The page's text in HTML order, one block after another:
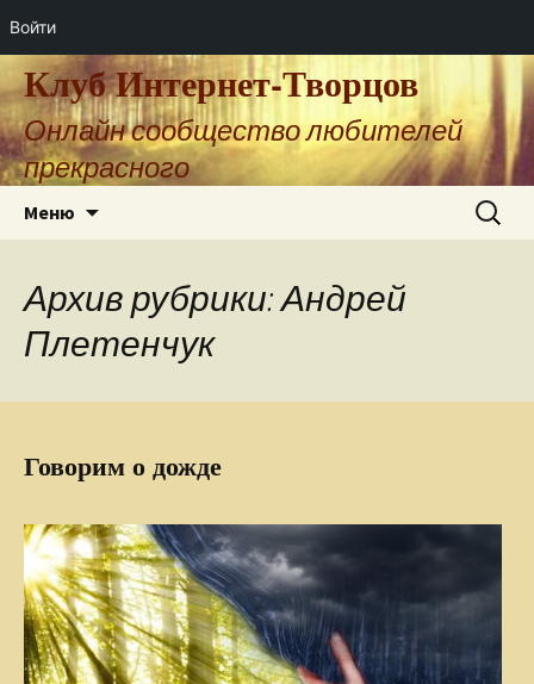
Войти
Клуб Интернет-Творцов
Онлайн сообщество любителей
прекрасного
Меню Найти:
Архив рубрики: Андрей
Плетенчук
Говорим о дожде